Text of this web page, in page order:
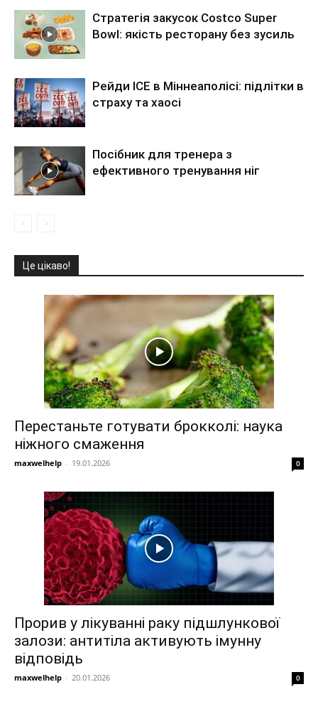
Стратегія закусок Costco Super
Bowl: якість ресторану без зусиль
Рейди ICE в Міннеаполісі: підлітки в
страху та хаосі
Посібник для тренера з
ефективного тренування ніг
Це цікаво!
Перестаньте готувати брокколі: наука
ніжного смаження
maxwelhelp - 19.01.2026 0
Прорив у лікуванні раку підшлункової
залози: антитіла активують імунну
відповідь
maxwelhelp - 20.01.2026 0